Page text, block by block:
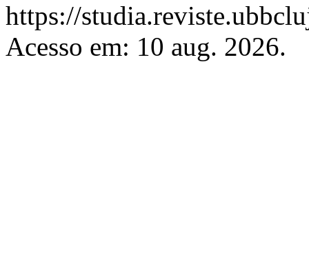
https://
Acesso em: 10 aug. 2026.